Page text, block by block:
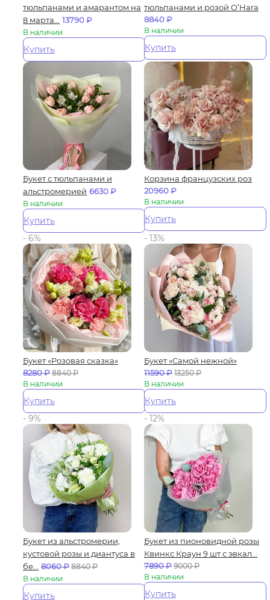
тюльпанами и амарантом на
8 марта...
13790₽
В наличии
Купить
тюльпанами и розой O’Hara
8840₽
В наличии
Купить
Букет с тюльпанами и
альстромерией 6630₽
В наличии
Купить
Корзина французских роз
20960₽
В наличии
Купить
- 6%
Букет «Розовая сказка»
8280₽ 8840₽
В наличии
Купить
- 13%
Букет «Самой нежной»
11590₽ 13250₽
В наличии
Купить
- 9%
Букет из альстромерии,
кустовой розы и диантуса в
бе...
8060₽ 8840₽
В наличии
Купить
- 12%
Букет из пионовидной розы
Квинкс Краун 9 шт с эвкал...
7890₽ 9000₽
В наличии
Купить